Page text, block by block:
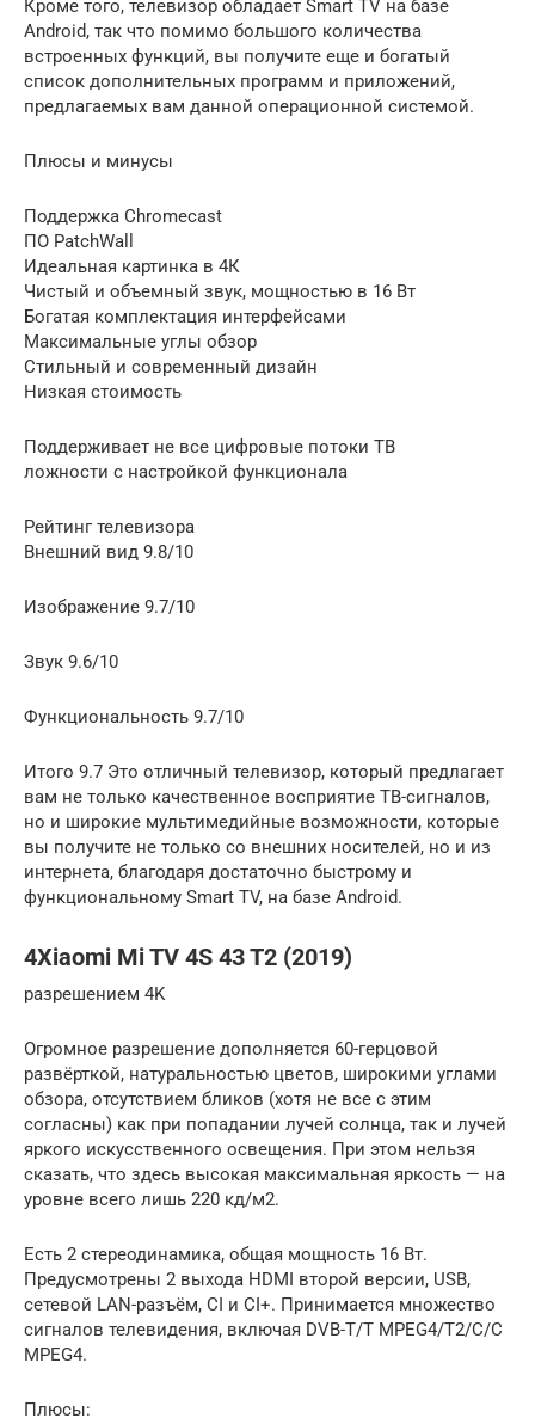
Кроме того, телевизор обладает Smart TV на базе
Android, так что помимо большого количества
встроенных функций, вы получите еще и богатый
список дополнительных программ и приложений,
предлагаемых вам данной операционной системой.
Плюсы и минусы
Поддержка Chromecast
ПО PatchWall
Идеальная картинка в 4К
Чистый и объемный звук, мощностью в 16 Вт
Богатая комплектация интерфейсами
Максимальные углы обзор
Стильный и современный дизайн
Низкая стоимость
Поддерживает не все цифровые потоки ТВ
ложности с настройкой функционала
Рейтинг телевизора
Внешний вид 9.8/10
Изображение 9.7/10
Звук 9.6/10
Функциональность 9.7/10
Итого 9.7 Это отличный телевизор, который предлагает
вам не только качественное восприятие ТВ-сигналов,
но и широкие мультимедийные возможности, которые
вы получите не только со внешних носителей, но и из
интернета, благодаря достаточно быстрому и
функциональному Smart TV, на базе Android.
4Xiaomi Mi TV 4S 43 T2 (2019)
разрешением 4K
Огромное разрешение дополняется 60-герцовой
развёрткой, натуральностью цветов, широкими углами
обзора, отсутствием бликов (хотя не все с этим
согласны) как при попадании лучей солнца, так и лучей
яркого искусственного освещения. При этом нельзя
сказать, что здесь высокая максимальная яркость — на
уровне всего лишь 220 кд/м2.
Есть 2 стереодинамика, общая мощность 16 Вт.
Предусмотрены 2 выхода HDMI второй версии, USB,
сетевой LAN-разъём, CI и CI+. Принимается множество
сигналов телевидения, включая DVB-T/T MPEG4/T2/C/C
MPEG4.
Плюсы: